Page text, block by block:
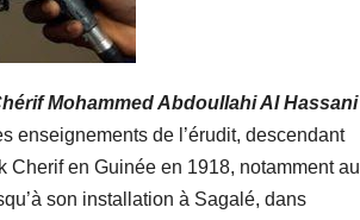
Mohammed Abdoullahi Al Hassani
enseignements de l’érudit, descendant
Cherif en Guinée en 1918, notamment au
son installation à Sagalé, dans